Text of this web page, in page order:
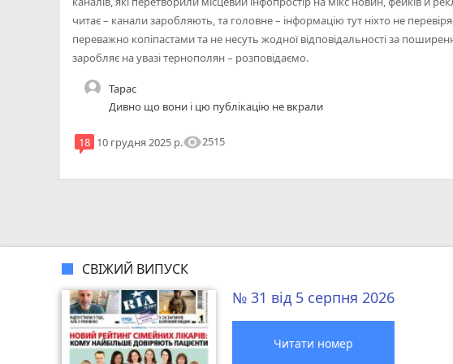
читає – канали заробляють, та головне – інформацію тут ніхто не
переважно копіпастами та не несуть жодної відповідальності за
заробляє на увазі тернополян – розповідаємо.
Тарас
Дивно що вони і цю публікацію не вкрали
18 10 грудня 2025 р.visibility2515
СВІЖИЙ ВИПУСК
№ 31 від 5 серпня 2026
Читати номер